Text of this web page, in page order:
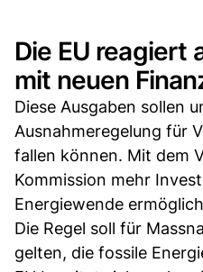
Die EU reagiert
mit neuen
Diese Ausgaben sollen
Ausnahmeregelung für
fallen können. Mit dem
Kommission mehr
Energiewende
Die Regel soll für
gelten, die fossile